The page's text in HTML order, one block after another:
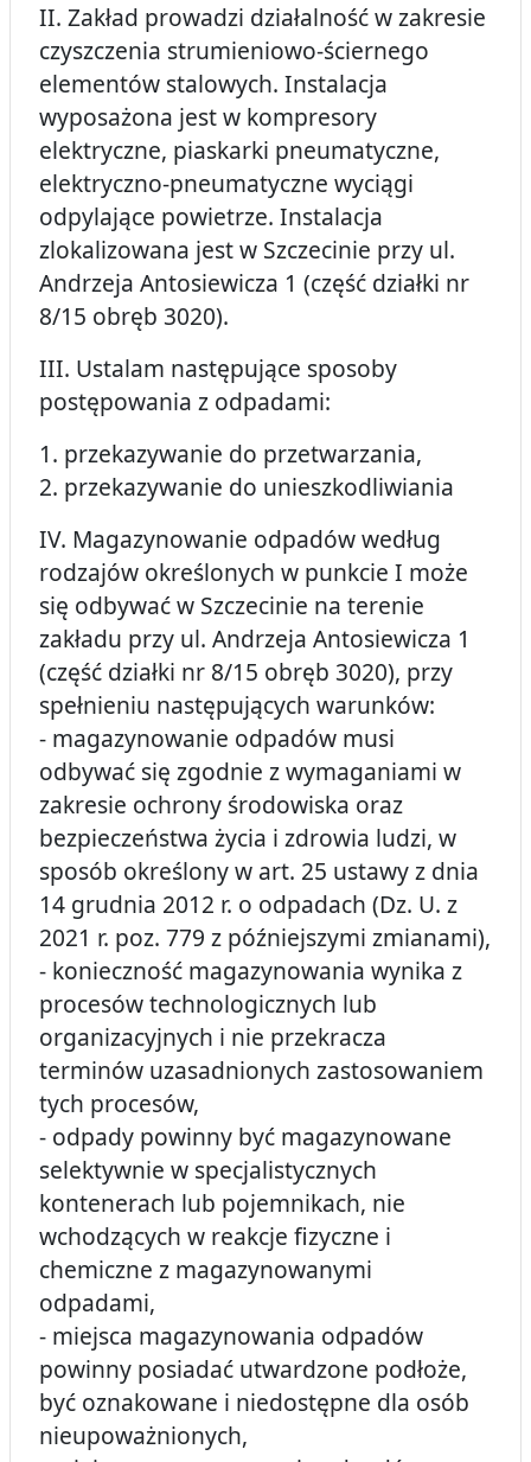
II. Zakład prowadzi działalność w zakresie
czyszczenia strumieniowo-ściernego
elementów stalowych. Instalacja
wyposażona jest w kompresory
elektryczne, piaskarki pneumatyczne,
elektryczno-pneumatyczne wyciągi
odpylające powietrze. Instalacja
zlokalizowana jest w Szczecinie przy ul.
Andrzeja Antosiewicza 1 (część działki nr
8/15 obręb 3020).
III. Ustalam następujące sposoby
postępowania z odpadami:
1. przekazywanie do przetwarzania,
2. przekazywanie do unieszkodliwiania
IV. Magazynowanie odpadów według
rodzajów określonych w punkcie I może
się odbywać w Szczecinie na terenie
zakładu przy ul. Andrzeja Antosiewicza 1
(część działki nr 8/15 obręb 3020), przy
spełnieniu następujących warunków:
- magazynowanie odpadów musi
odbywać się zgodnie z wymaganiami w
zakresie ochrony środowiska oraz
bezpieczeństwa życia i zdrowia ludzi, w
sposób określony w art. 25 ustawy z dnia
14 grudnia 2012 r. o odpadach (Dz. U. z
2021 r. poz. 779 z późniejszymi zmianami),
- konieczność magazynowania wynika z
procesów technologicznych lub
organizacyjnych i nie przekracza
terminów uzasadnionych zastosowaniem
tych procesów,
- odpady powinny być magazynowane
selektywnie w specjalistycznych
kontenerach lub pojemnikach, nie
wchodzących w reakcje fizyczne i
chemiczne z magazynowanymi
odpadami,
- miejsca magazynowania odpadów
powinny posiadać utwardzone podłoże,
być oznakowane i niedostępne dla osób
nieupoważnionych,